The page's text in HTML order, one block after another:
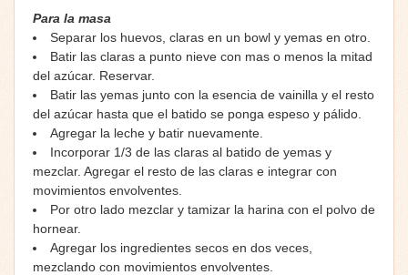
Para la masa
Separar los huevos, claras en un bowl y yemas en otro.
Batir las claras a punto nieve con mas o menos la mitad
del azúcar. Reservar.
Batir las yemas junto con la esencia de vainilla y el resto
del azúcar hasta que el batido se ponga espeso y pálido.
Agregar la leche y batir nuevamente.
Incorporar 1/3 de las claras al batido de yemas y
mezclar. Agregar el resto de las claras e integrar con
movimientos envolventes.
Por otro lado mezclar y tamizar la harina con el polvo de
hornear.
Agregar los ingredientes secos en dos veces,
mezclando con movimientos envolventes.